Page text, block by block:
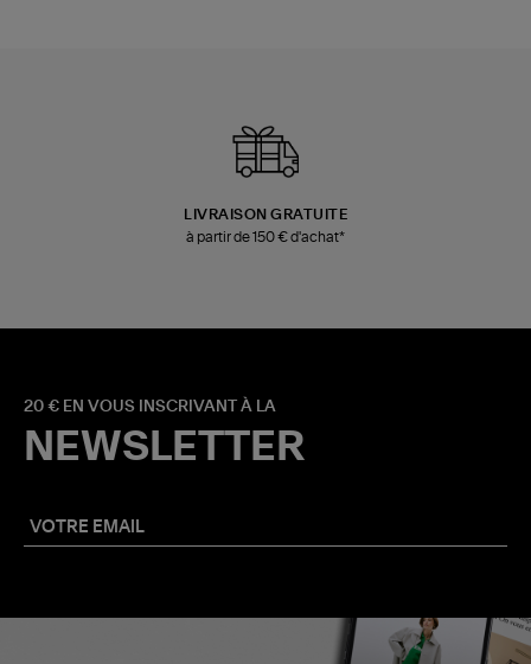
LIVRAISON GRATUITE
à partir de 150 € d'achat*
20 € EN VOUS INSCRIVANT À LA
NEWSLETTER